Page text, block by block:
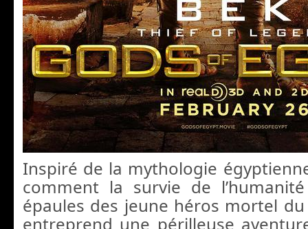
Inspiré de la mythologie
comment la survie de
épaules des jeune héros mortel
entreprend une périlleuse